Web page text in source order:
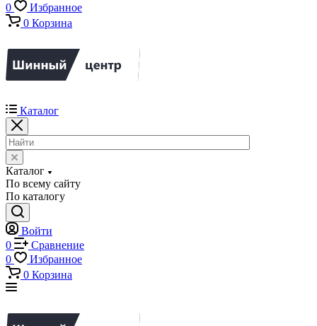
0
Избранное
0 Корзина
Каталог
Каталог
По всему сайту
По каталогу
Войти
0
Сравнение
0
Избранное
0 Корзина